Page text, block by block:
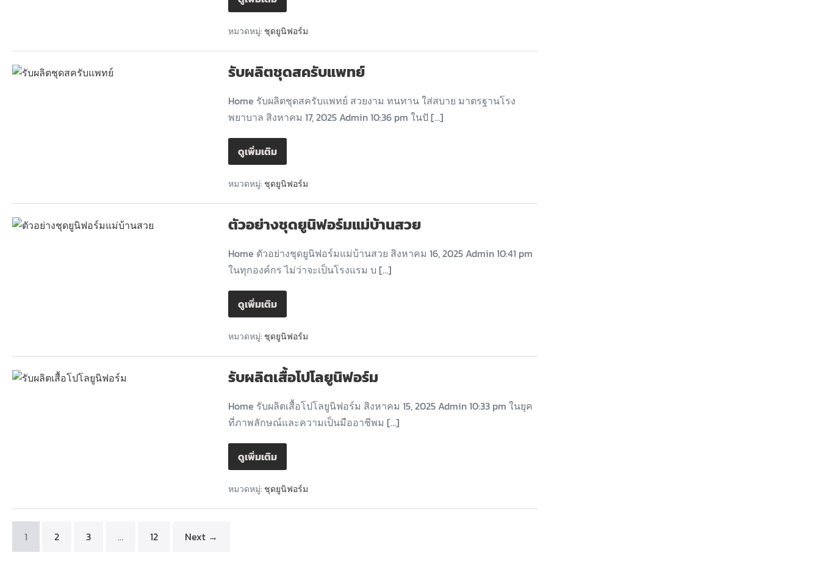
หมวดหมู่: ชุดยูนิฟอร์ม
รับผลิตชุดสครับแพทย์
Home รับผลิตชุดสครับแพทย์ สวยงาม ทนทาน ใส่สบาย มาตรฐานโรง
พยาบาล สิงหาคม 17, 2025 Admin 10:36 pm ในปั […]
ดูเพิ่มเติม
หมวดหมู่: ชุดยูนิฟอร์ม
ตัวอย่างชุดยูนิฟอร์มแม่บ้านสวย
Home ตัวอย่างชุดยูนิฟอร์มแม่บ้านสวย สิงหาคม 16, 2025 Admin 10:41 pm
ในทุกองค์กร ไม่ว่าจะเป็นโรงแรม บ […]
ดูเพิ่มเติม
หมวดหมู่: ชุดยูนิฟอร์ม
รับผลิตเสื้อโปโลยูนิฟอร์ม
Home รับผลิตเสื้อโปโลยูนิฟอร์ม สิงหาคม 15, 2025 Admin 10:33 pm ในยุค
ที่ภาพลักษณ์และความเป็นมืออาชีพม […]
ดูเพิ่มเติม
หมวดหมู่: ชุดยูนิฟอร์ม
1 2 3 … 12 Next →